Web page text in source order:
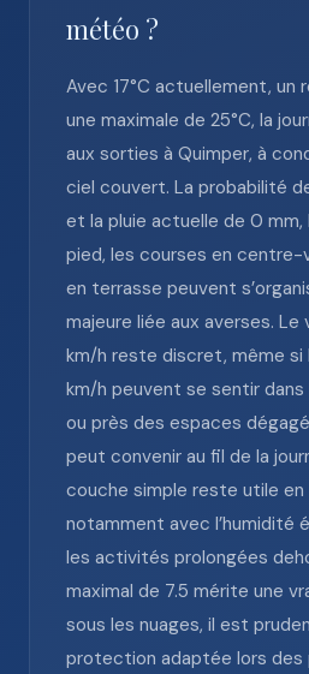
météo ?
Avec 17°C actuellement, un
une maximale de 25°C, la
aux sorties à Quimper, à
ciel couvert. La probabilité
et la pluie actuelle de 0
pied, les courses en centre-
en terrasse peuvent
majeure liée aux averses. Le
km/h reste discret, même si
km/h peuvent se sentir
ou près des espaces
peut convenir au fil de la
couche simple reste utile en
notamment avec l’humidité
les activités prolongées
maximal de 7.5 mérite une
sous les nuages, il est
protection adaptée lors des